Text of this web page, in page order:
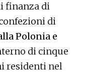
finanza di
di
Polonia e
di cinque
residenti nel